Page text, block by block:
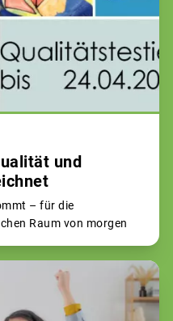
und
– für die
Raum von morgen